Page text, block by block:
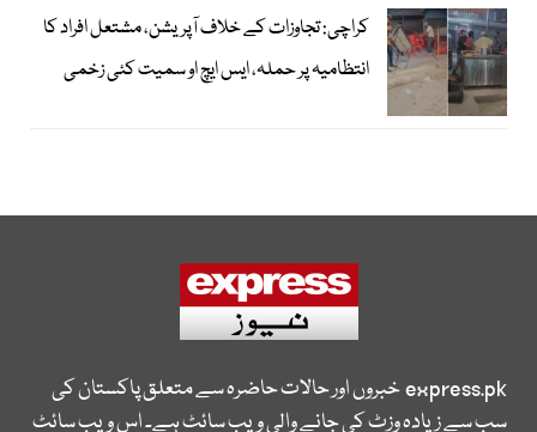
کراچی: تجاوزات کے خلاف آپریشن، مشتعل افراد کا
انتظامیہ پر حملہ، ایس ایچ او سمیت کئی زخمی
express.pkخبروں اور حالات حاضرہ سے متعلق پاکستان کی
سب سے زیادہ وزٹ کی جانے والی ویب سائٹ ہے۔ اس ویب سائٹ